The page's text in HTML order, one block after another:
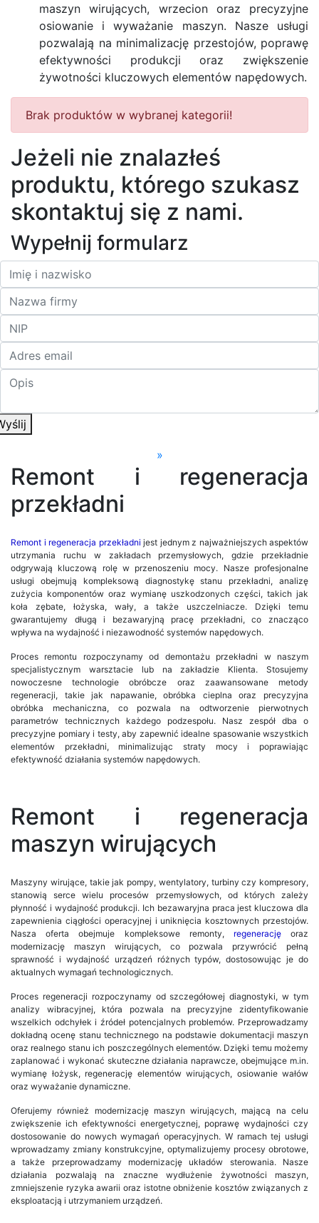
maszyn wirujących, wrzecion oraz precyzyjne
osiowanie i wyważanie maszyn. Nasze usługi
pozwalają na minimalizację przestojów, poprawę
efektywności produkcji oraz zwiększenie
żywotności kluczowych elementów napędowych.
Brak produktów w wybranej kategorii!
Jeżeli nie znalazłeś
produktu, którego szukasz
skontaktuj się z nami.
Wypełnij formularz
»
Remont i regeneracja
przekładni
Remont i regeneracja przekładni jest jednym z najważniejszych aspektów
utrzymania ruchu w zakładach przemysłowych, gdzie przekładnie
odgrywają kluczową rolę w przenoszeniu mocy. Nasze profesjonalne
usługi obejmują kompleksową diagnostykę stanu przekładni, analizę
zużycia komponentów oraz wymianę uszkodzonych części, takich jak
koła zębate, łożyska, wały, a także uszczelniacze. Dzięki temu
gwarantujemy długą i bezawaryjną pracę przekładni, co znacząco
wpływa na wydajność i niezawodność systemów napędowych.
Proces remontu rozpoczynamy od demontażu przekładni w naszym
specjalistycznym warsztacie lub na zakładzie Klienta. Stosujemy
nowoczesne technologie obróbcze oraz zaawansowane metody
regeneracji, takie jak napawanie, obróbka cieplna oraz precyzyjna
obróbka mechaniczna, co pozwala na odtworzenie pierwotnych
parametrów technicznych każdego podzespołu. Nasz zespół dba o
precyzyjne pomiary i testy, aby zapewnić idealne spasowanie wszystkich
elementów przekładni, minimalizując straty mocy i poprawiając
efektywność działania systemów napędowych.
Remont i regeneracja
maszyn wirujących
Maszyny wirujące, takie jak pompy, wentylatory, turbiny czy kompresory,
stanowią serce wielu procesów przemysłowych, od których zależy
płynność i wydajność produkcji. Ich bezawaryjna praca jest kluczowa dla
zapewnienia ciągłości operacyjnej i uniknięcia kosztownych przestojów.
Nasza oferta obejmuje kompleksowe remonty, regeneracjęoraz
modernizację maszyn wirujących, co pozwala przywrócić pełną
sprawność i wydajność urządzeń różnych typów, dostosowując je do
aktualnych wymagań technologicznych.
Proces regeneracji rozpoczynamy od szczegółowej diagnostyki, w tym
analizy wibracyjnej, która pozwala na precyzyjne zidentyfikowanie
wszelkich odchyłek i źródeł potencjalnych problemów. Przeprowadzamy
dokładną ocenę stanu technicznego na podstawie dokumentacji maszyn
oraz realnego stanu ich poszczególnych elementów. Dzięki temu możemy
zaplanować i wykonać skuteczne działania naprawcze, obejmujące m.in.
wymianę łożysk, regenerację elementów wirujących, osiowanie wałów
oraz wyważanie dynamiczne.
Oferujemy również modernizację maszyn wirujących, mającą na celu
zwiększenie ich efektywności energetycznej, poprawę wydajności czy
dostosowanie do nowych wymagań operacyjnych. W ramach tej usługi
wprowadzamy zmiany konstrukcyjne, optymalizujemy procesy obrotowe,
a także przeprowadzamy modernizację układów sterowania. Nasze
działania pozwalają na znaczne wydłużenie żywotności maszyn,
zmniejszenie ryzyka awarii oraz istotne obniżenie kosztów związanych z
eksploatacją i utrzymaniem urządzeń.